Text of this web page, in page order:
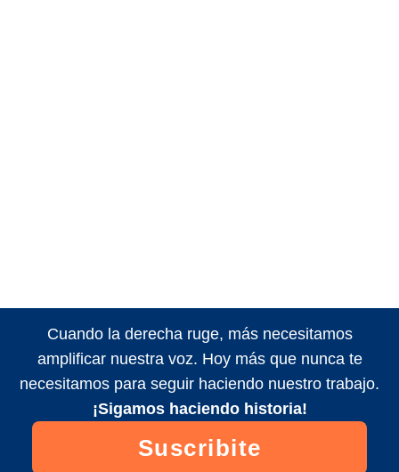
Cuando la derecha ruge, más necesitamos
amplificar nuestra voz. Hoy más que nunca te
necesitamos para seguir haciendo nuestro trabajo.
¡Sigamos haciendo historia!
Suscribite